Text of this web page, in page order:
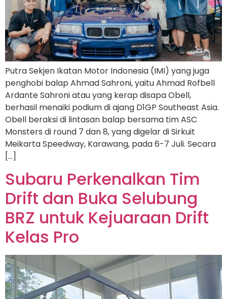
Putra Sekjen Ikatan Motor Indonesia (IMI) yang juga
penghobi balap Ahmad Sahroni, yaitu Ahmad Rofbell
Ardante Sahroni atau yang kerap disapa Obell,
berhasil menaiki podium di ajang D1GP Southeast Asia.
Obell beraksi di lintasan balap bersama tim ASC
Monsters di round 7 dan 8, yang digelar di Sirkuit
Meikarta Speedway, Karawang, pada 6-7 Juli. Secara
[…]
Subaru Perkenalkan Tim
Drift dan Buka Selubung
BRZ untuk Kejuaraan Drift
Kelas Pro